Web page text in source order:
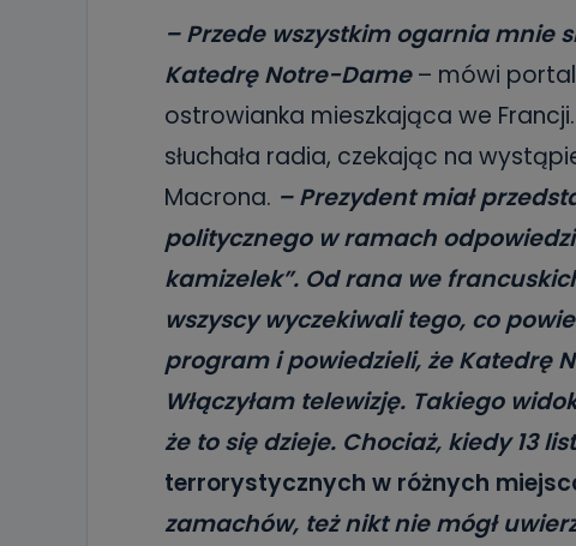
– Przede wszystkim ogarnia mnie
Katedrę Notre-Dame– mówi
ostrowianka mieszkająca we
słuchała radia, czekając na
Macrona. – Prezydent miał
politycznego w ramach
kamizelek”. Od rana we
wszyscy wyczekiwali tego, co powie
program i powiedzieli, że Katedrę
Włączyłam telewizję. Takiego
że to się dzieje. Chociaż, kiedy 13
terrorystycznych w różnych
zamachów, też nikt nie mógł